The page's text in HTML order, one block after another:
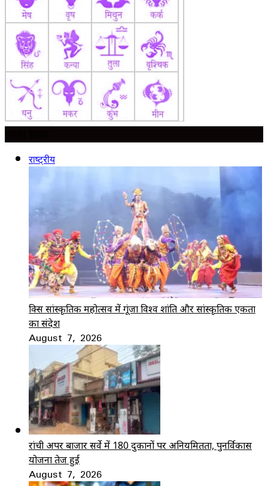
राष्ट्रीय
ब्रिक्स सांस्कृतिक महोत्सव में गूंजा विश्व शांति और सांस्कृतिक एकता
का संदेश
August 7, 2026
रांची अपर बाजार सर्वे में 180 दुकानों पर अनियमितता, पुनर्विकास
योजना तेज हुई
August 7, 2026